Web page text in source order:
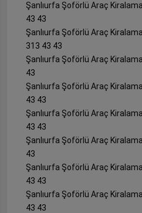
Şanlıurfa Şoförlü Araç
43 43
Şanlıurfa Şoförlü Araç
313 43 43
Şanlıurfa Şoförlü Araç
43
Şanlıurfa Şoförlü Araç
43 43
Şanlıurfa Şoförlü Araç
43 43
Şanlıurfa Şoförlü Araç
43
Şanlıurfa Şoförlü Araç
43 43
Şanlıurfa Şoförlü Araç
43 43